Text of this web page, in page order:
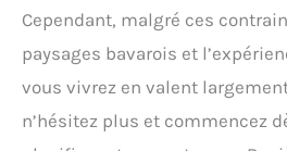
Pour les amateurs de plein air,
un bon cadeau. Meilleur
nécessaire pour le
Votre mari, votre frère ou votre
c'est une bonne
Cependant, malgré ces
paysages bavarois et
vous vivrez en valent
n’hésitez plus et commencez